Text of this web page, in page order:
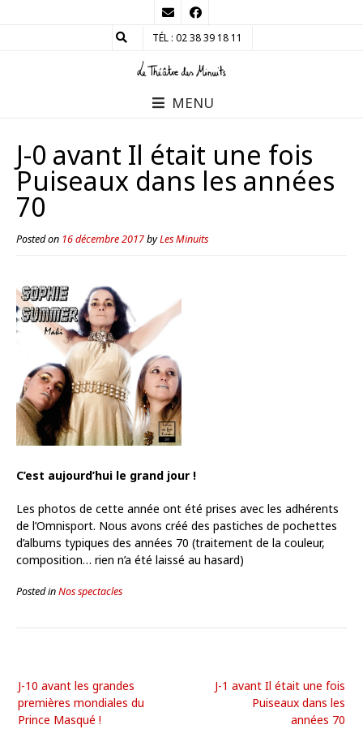
TÉL : 02 38 39 18 11
MENU
J-0 avant Il était une fois
Puiseaux dans les années
70
Posted on 16 décembre 2017byLes Minuits
C’est aujourd’hui le grand jour !
Les photos de cette année ont été prises avec les adhérents
de l’Omnisport. Nous avons créé des pastiches de pochettes
d’albums typiques des années 70 (traitement de la couleur,
composition… rien n’a été laissé au hasard)
Posted inNos spectacles
J-1 avant Il était une fois
Puiseaux dans les
années 70
J-10 avant les grandes
premières mondiales du
Prince Masqué !